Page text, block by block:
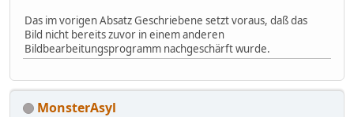
Das im vorigen Absatz Geschriebene setzt voraus, daß das
Bild nicht bereits zuvor in einem anderen
Bildbearbeitungsprogramm nachgeschärft wurde.
MonsterAsyl